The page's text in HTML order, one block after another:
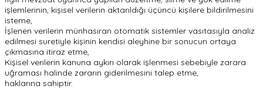
işlemlerinin, kişisel verilerin aktarıldığı üçüncü kişilere bildirilmesini
isteme,
İşlenen verilerin münhasıran otomatik sistemler vasıtasıyla analiz
edilmesi suretiyle kişinin kendisi aleyhine bir sonucun ortaya
çıkmasına itiraz etme,
Kişisel verilerin kanuna aykırı olarak işlenmesi sebebiyle zarara
uğraması halinde zararın giderilmesini talep etme,
haklarına sahiptir.